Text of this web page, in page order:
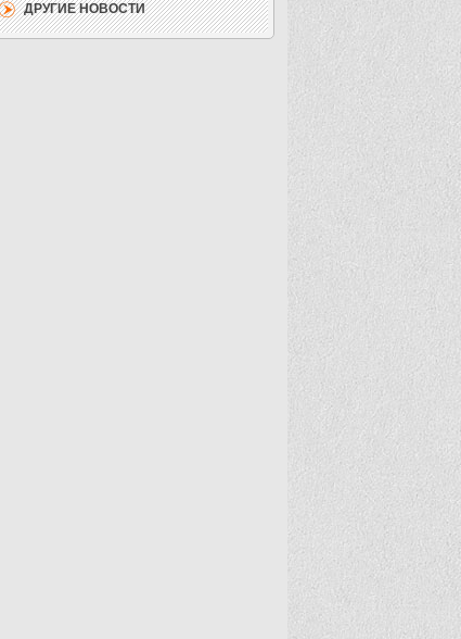
ДРУГИЕ НОВОСТИ